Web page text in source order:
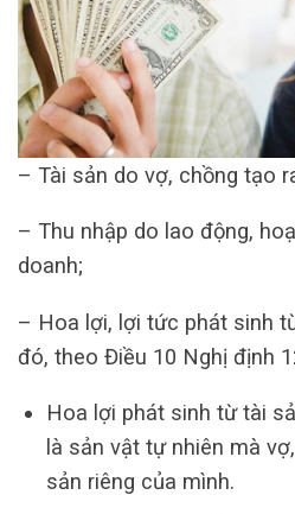
– Tài sản do vợ, chồng tạo
– Thu nhập do lao động,
doanh;
– Hoa lợi, lợi tức phát sinh
đó, theo Điều 10 Nghị định
Hoa lợi phát sinh từ tài
là sản vật tự nhiên mà
sản riêng của mình.